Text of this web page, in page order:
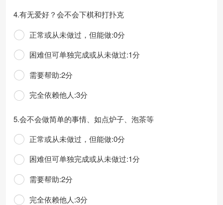
4.有无爱好？会不会下棋和打扑克
正常或从未做过，但能做:0分
困难但可单独完成或从未做过:1分
需要帮助:2分
完全依赖他人:3分
5.会不会做简单的事情、如点炉子、泡茶等
正常或从未做过，但能做:0分
困难但可单独完成或从未做过:1分
需要帮助:2分
完全依赖他人:3分